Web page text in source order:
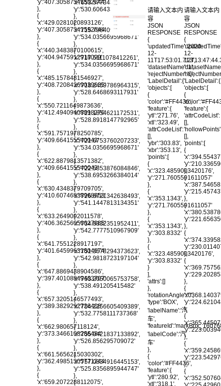
'y':'407.30587341592644'
},
{
'x':'429.0281020893126',
'y':'407.30587341592644'
},
{
'x':'440.3483870100615',
'y':'404.9475912918099'
},
{
'x':'485.1578481546927',
'y':'408.72084269039635'
},
{
'x':'550.7211649873636',
'y':'412.49409408898276'
},
{
'x':'591.7571978250785',
'y':'409.664155540043'
},
{
'x':'622.8879813571382',
'y':'409.664155540043'
},
{
'x':'630.4348379709705',
'y':'410.60746838968953'
},
{
'x':'633.2649092011578',
'y':'406.36256056627985'
},
{
'x':'641.7551228917197',
'y':'401.64599631804674'
},
{
'x':'647.8869438904586',
'y':'397.40108849463707'
},
{
'x':'657.3205146577493',
'y':'389.3829292726408'
},
{
'x':'662.980657118124',
'y':'373.3466108286484'
},
{
'x':'661.5656215030302',
'y':'362.49851305771244'
},
{
'x':'659.2072288112075',
'x':'653.577343438357',
'y':'530.6064330518201'
},
{
'x':'715.7964091790802',
'y':'534.0356695968671'
},
{
'x':'717.5111078412261',
'y':'534.0356695968671'
},
{
'x':'718.2459786964315',
'y':'528.6468693117931'
},
{
'x':'721.1854621172531',
'y':'528.8918147792965'
},
{
'x':'721.6753760207233',
'y':'534.0356695968671'
},
{
'x':'722.5853876084846',
'y':'538.6953266384014'
},
{
'x':'726.8721342638493',
'y':'541.1447813134351'
},
{
'x':'734.8332351952411',
'y':'542.7777510967909'
},
{
'x':'751.3678294373623',
'y':'542.9818723197104'
},
{
'x':'753.2050065753758',
'y':'538.491205415482'
},
{
'x':'754.2256605409389',
'y':'532.7758111737368'
},
{
'x':'755.0421837133892',
'y':'526.856295709072'
},
{
'x':'757.0834916445153',
'y':'525.8356895944747'
},
{
请输入文本内
容
JSON
RESPONSE
{
'updatedTime':'2020-
12-
11T17:53:01.713',
'datasetName':'1',
'rejectNumber':'0',
'LabelDetail':{
'objects':[
{
'color':'#FF4436',
'feature':{
'ytl':'271.76',
'xtl':'323.49',
'attrCodeList':
[],
'ybr':'303.83',
'xbr':'353.13',
'points':[
{
'x':'323.4859003420176',
'y':'271.7605591611057'
},
{
'x':'353.1343',
'y':'271.7605591611057'
},
{
'x':'353.1343',
'y':'303.8332'
},
{
'x':'323.4859003420176',
'y':'303.8332'
}
],
'attrs':[]
},
'rotationAngle':'0',
'type':'BOX',
'labelName':'汽
车',
'labelCode':'汽
车'
},
{
'color':'#FF4436',
'feature':{
'ytl':'280.92',
'xtl':'318.1',
请输入文本内
容
JSON
RESPONSE
{
12-
'LabelDetail':{
'objects':[
{
'feature':{
'attrCodeList':
[],
[],
'points':[
{
},
{
},
{
},
{
},
{
},
{
},
{
},
{
},
{